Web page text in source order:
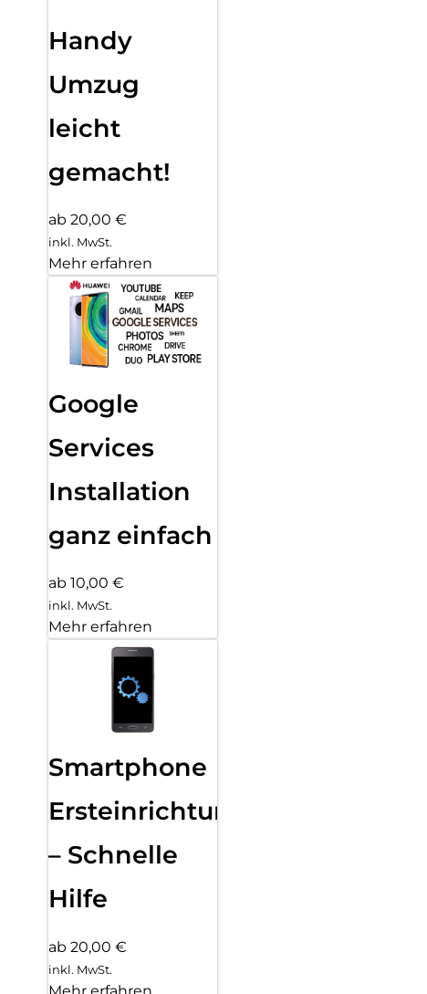
Handy
Umzug
leicht
gemacht!
ab 20,00 €
inkl. MwSt.
Mehr erfahren
Google
Services
Installation
ganz einfach
ab 10,00 €
inkl. MwSt.
Mehr erfahren
Smartphone
Ersteinrichtung
– Schnelle
Hilfe
ab 20,00 €
inkl. MwSt.
Mehr erfahren